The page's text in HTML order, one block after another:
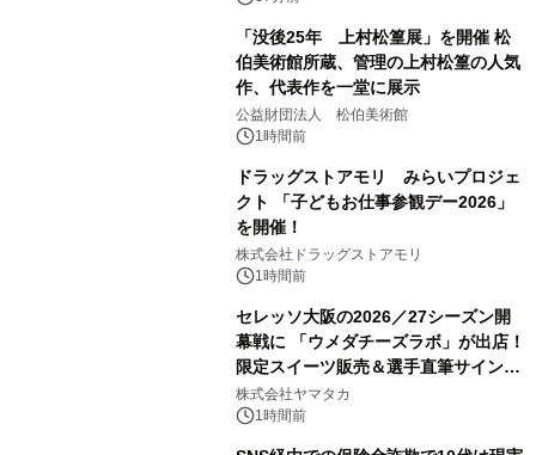
「没後25年 上村松篁展」を開催 松
伯美術館所蔵、管理の上村松篁の人気
作、代表作を一堂に展示
公益財団法人 松伯美術館
1時間前
ドラッグストアモリ みらいプロジェ
クト 「子どもお仕事参観デー2026」
を開催！
株式会社ドラッグストアモリ
1時間前
セレッソ大阪の2026／27シーズン開
幕戦に 「ウメダチーズラボ」が出店！
限定スイーツ販売＆選手直筆サイング
ッズが当たる抽選会を 8月8日に開催
株式会社ヤマタカ
1時間前